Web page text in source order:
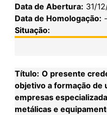
Data de Abertura: 31/
Data de Homologação: -
Situação:
Título: O presente
objetivo a formação de
empresas
metálicas e